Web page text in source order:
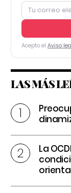
Acepto el Aviso
LAS MÁS
La